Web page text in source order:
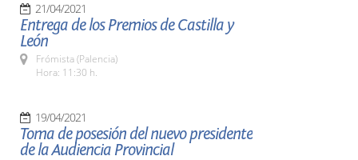
21/04/2021
Entrega de los Premios de Castilla y
León
Frómista (Palencia)
Hora: 11:30 h.
19/04/2021
Toma de posesión del nuevo presidente
de la Audiencia Provincial